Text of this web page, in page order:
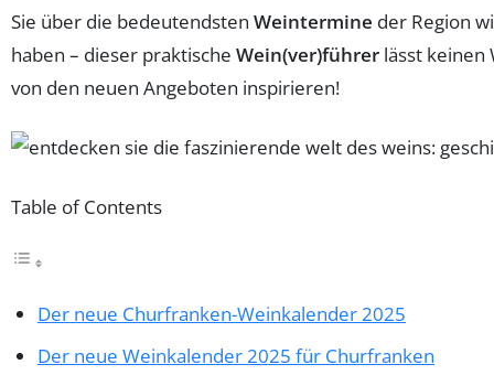
Sie über die bedeutendsten Weintermine der Region
haben – dieser praktische Wein(ver)führer lässt keinen
von den neuen Angeboten inspirieren!
Table of Contents
Der neue Churfranken-Weinkalender 2025
Der neue Weinkalender 2025 für Churfranken